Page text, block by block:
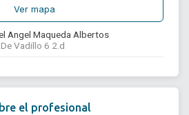
Ver mapa
Angel Maqueda Albertos
Vadillo 6 2.d
el profesional